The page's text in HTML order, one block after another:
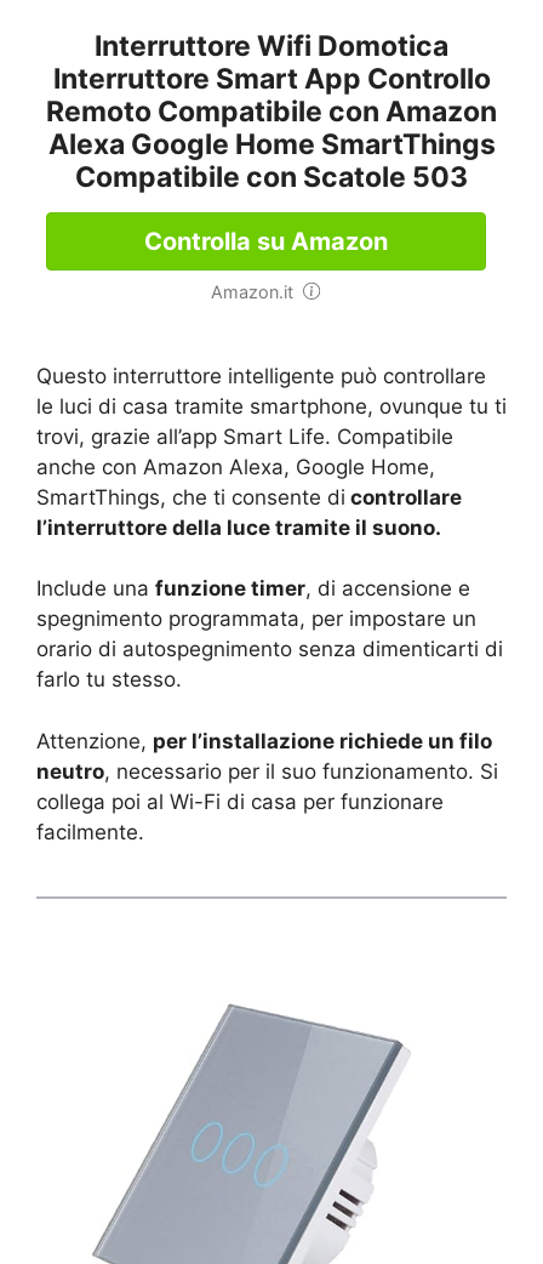
Interruttore Wifi Domotica
Interruttore Smart App Controllo
Remoto Compatibile con Amazon
Alexa Google Home SmartThings
Compatibile con Scatole 503
Controlla su Amazon
Amazon.it
Questo interruttore intelligente può controllare
le luci di casa tramite smartphone, ovunque tu ti
trovi, grazie all’app Smart Life. Compatibile
anche con Amazon Alexa, Google Home,
SmartThings, che ti consente di controllare
l’interruttore della luce tramite il suono.
Include una funzione timer, di accensione e
spegnimento programmata, per impostare un
orario di autospegnimento senza dimenticarti di
farlo tu stesso.
Attenzione, per l’installazione richiede un filo
neutro, necessario per il suo funzionamento. Si
collega poi al Wi-Fi di casa per funzionare
facilmente.